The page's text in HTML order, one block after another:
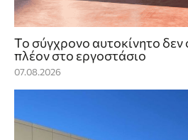
Το σύγχρονο αυτοκίνητο
πλέον στο εργοστάσιο
07.08.2026